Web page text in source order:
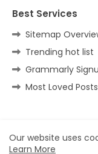
Best Services
Sitemap
Trending hot list
Grammarly
Most Loved Posts
Home
Our website uses
Learn More